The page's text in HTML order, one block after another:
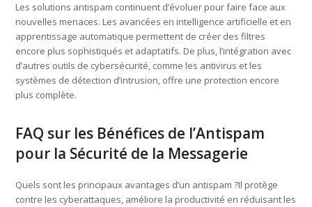
Les solutions antispam continuent d’évoluer pour faire face aux
nouvelles menaces. Les avancées en intelligence artificielle et en
apprentissage automatique permettent de créer des filtres
encore plus sophistiqués et adaptatifs. De plus, l’intégration avec
d’autres outils de cybersécurité, comme les antivirus et les
systèmes de détection d’intrusion, offre une protection encore
plus complète.
FAQ sur les Bénéfices de l’Antispam
pour la Sécurité de la Messagerie
Quels sont les principaux avantages d’un antispam ?Il protège
contre les cyberattaques, améliore la productivité en réduisant les